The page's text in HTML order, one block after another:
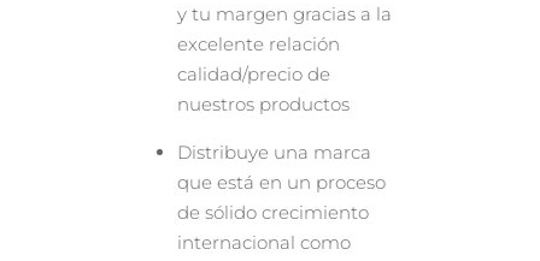
y tu margen gracias a la
excelente relación
calidad/precio de
nuestros productos
Distribuye una marca
que está en un proceso
de sólido crecimiento
internacional como